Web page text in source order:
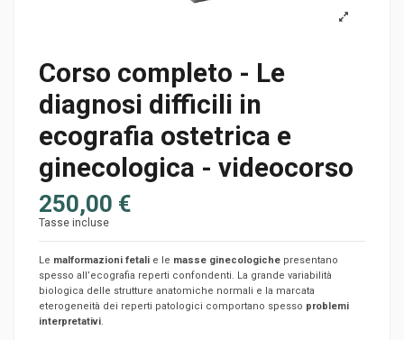
Corso completo - Le
diagnosi difficili in
ecografia ostetrica e
ginecologica - videocorso
250,00 €
Tasse incluse
Le malformazioni fetali e le masse ginecologiche presentano
spesso all’ecografia reperti confondenti. La grande variabilità
biologica delle strutture anatomiche normali e la marcata
eterogeneità dei reperti patologici comportano spesso problemi
interpretativi